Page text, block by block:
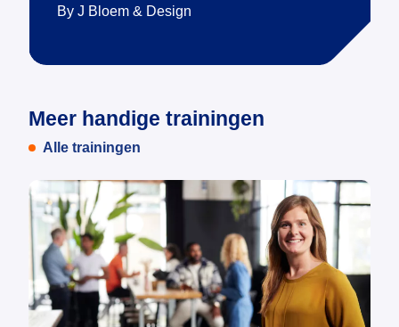
By J Bloem & Design
Meer handige trainingen
Alle trainingen